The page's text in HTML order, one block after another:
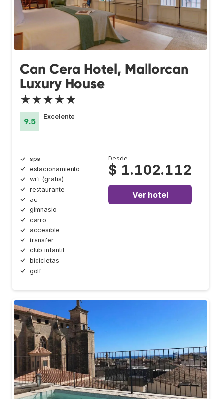
Can Cera Hotel, Mallorcan
Luxury House
★★★★★
9.5
Excelente
spa
estacionamiento
wifi (gratis)
restaurante
ac
gimnasio
carro
accesible
transfer
club infantil
bicicletas
golf
Desde
$ 1.102.112
Ver hotel